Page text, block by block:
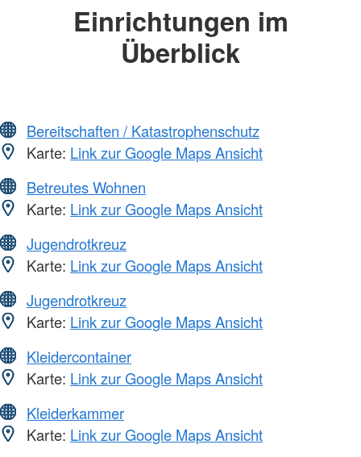
Einrichtungen im
Überblick
Bereitschaften / Katastrophenschutz
Karte: Link zur Google Maps Ansicht
Betreutes Wohnen
Karte: Link zur Google Maps Ansicht
Jugendrotkreuz
Karte: Link zur Google Maps Ansicht
Jugendrotkreuz
Karte: Link zur Google Maps Ansicht
Kleidercontainer
Karte: Link zur Google Maps Ansicht
Kleiderkammer
Karte: Link zur Google Maps Ansicht